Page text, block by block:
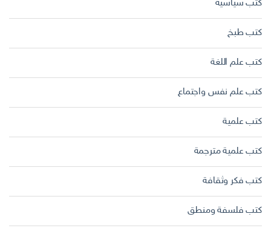
كتب سياسية
كتب طبخ
كتب علم اللغة
كتب علم نفس واجتماع
كتب علمية
كتب علمية مترجمة
كتب فكر وثقافة
كتب فلسفة ومنطق